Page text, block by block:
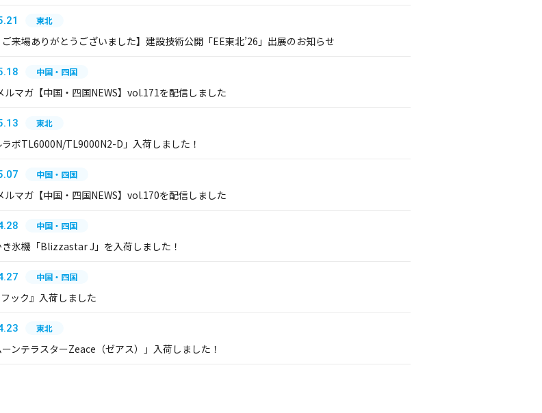
東北
ご来場ありがとうございました】建設技術公開「EE東北’26」出展のお知らせ
中国・四国
ルマガ【中国・四国NEWS】vol.171を配信しました
東北
ラボTL6000N/TL9000N2-D」入荷しました！
中国・四国
ルマガ【中国・四国NEWS】vol.170を配信しました
中国・四国
氷機「Blizzastar J」を入荷しました！
中国・四国
フック』入荷しました
東北
ーンテラスターZeace（ゼアス）」入荷しました！